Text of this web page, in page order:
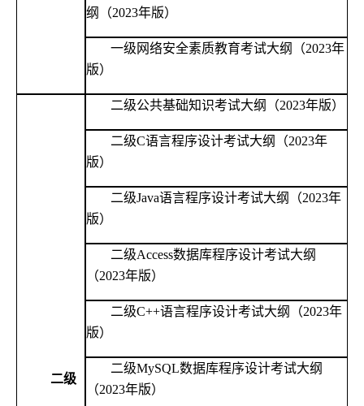
纲（2023年版）
一级网络安全素质教育考试大纲（2023年
版）
二级
二级公共基础知识考试大纲（2023年版）
二级C语言程序设计考试大纲（2023年
版）
二级Java语言程序设计考试大纲（2023年
版）
二级Access数据库程序设计考试大纲
（2023年版）
二级C++语言程序设计考试大纲（2023年
版）
二级MySQL数据库程序设计考试大纲
（2023年版）